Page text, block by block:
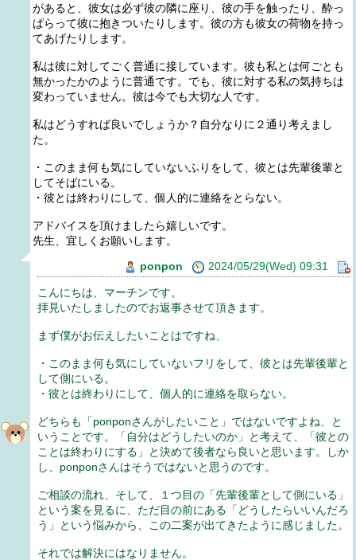
があると、彼女は必ず彼の隣に座り、彼の手を触ったり、酔っ
ぱらって彼に抱きついたりします。彼の方も彼女の荷物を持っ
てあげたりします。
私は彼に対してごく普通に接しています。彼も私とは何ごとも
無かったかのように普通です。でも、彼に対する私の気持ちは
変わっていません。彼は今でも大切な人です。
私はどうすれば良いでしょうか？自分なりに２通り考えまし
た。
・このまま何も気にしていないふりをして、彼とは先輩後輩と
してそばにいる。
・彼とは終わりにして、個人的に連絡をとらない。
アドバイスを頂けましたら嬉しいです。
先生、宜しくお願いします。
ponpon 2024/05/29(Wed) 09:31
こんにちは、マーチンです。
拝見いたしましたのでお返事させて頂きます。
まず僕がお伝えしたいことはですね、
・このまま何も気にしていないフリをして、彼とは先輩後輩と
して側にいる。
・彼とは終わりにして、個人的に連絡を取らない。
どちらも「ponponさんがしたいこと」ではないですよね、と
いうことです。「自分はどうしたいのか」と考えて、「彼との
ことは終わりにする」と決めて後者なら良いと思います。しか
し、ponponさんはそうではないと思うのです。
ご相談の流れ、そして、１つ目の「先輩後輩として側にいる」
という案を見るに、ただ目の前にある「どうしたらいいんだろ
う」という悩みから、この二案が出てきたように感じました。
それでは解決にはなりません。